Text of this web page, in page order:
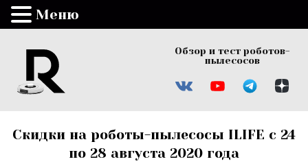
Обзор и тест роботов-
пылесосов
Скидки на роботы-пылесосы ILIFE с 24
по 28 августа 2020 года
Меню